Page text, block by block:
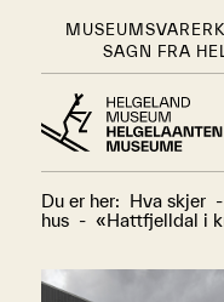
MUSEUMSVARER
SAGN FRA
Du er her: Hva skjer -
hus - «Hattfjelldal i